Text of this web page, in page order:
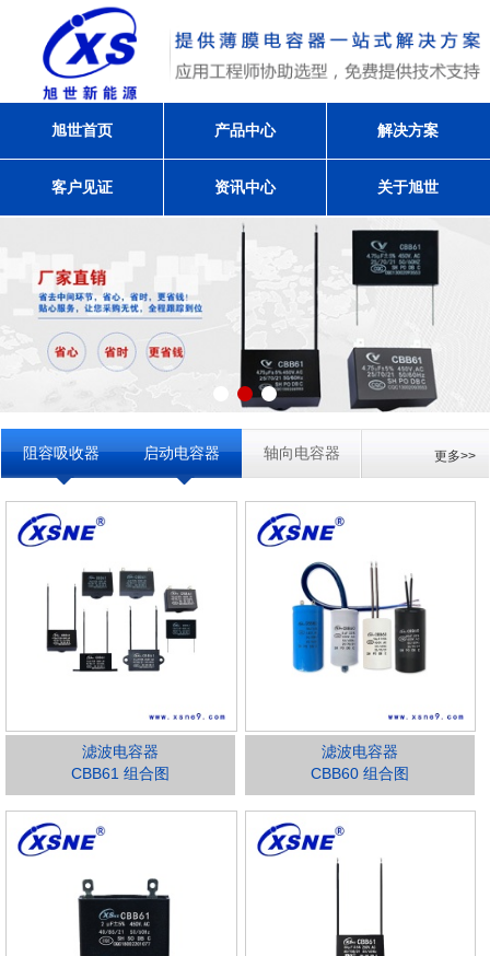
旭世首页 产品中心 解决方案
客户见证 资讯中心 关于旭世
阻容吸收器 启动电容器 轴向电容器 更多>>
滤波电容器
CBB61 组合图
滤波电容器
CBB60 组合图